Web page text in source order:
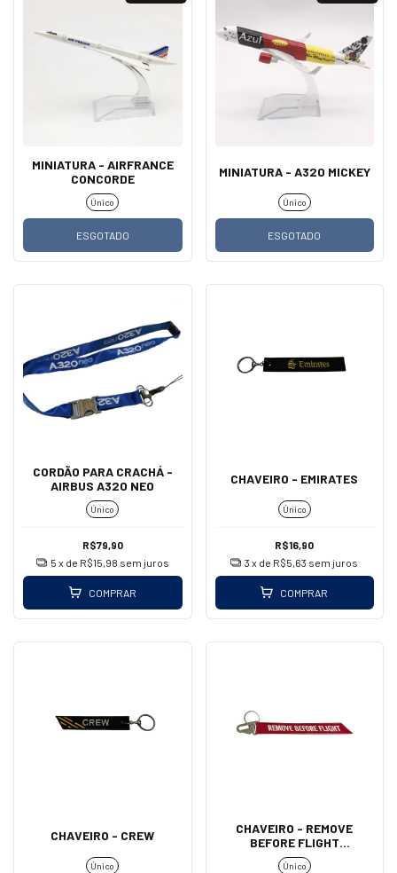
MINIATURA - AIRFRANCE
CONCORDE
Único
ESGOTADO
MINIATURA - A320 MICKEY
Único
ESGOTADO
CORDÃO PARA CRACHÁ -
AIRBUS A320 NEO
Único
R$79,90
5 x de R$15,98 sem juros
COMPRAR
CHAVEIRO - EMIRATES
Único
R$16,90
3 x de R$5,63 sem juros
COMPRAR
CHAVEIRO - CREW
Único
CHAVEIRO - REMOVE
BEFORE FLIGHT
(MOSQUETÃO - GRANDE)
Único